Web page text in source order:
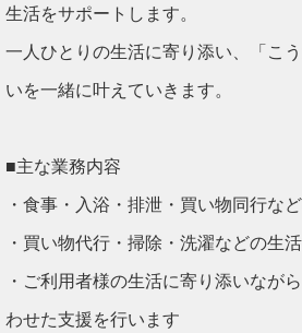
生活をサポートします。
一人ひとりの生活に寄り添い、「こ
いを一緒に叶えていきます。
■主な業務内容
・食事・入浴・排泄・買い物同行な
・買い物代行・掃除・洗濯などの生
・ご利用者様の生活に寄り添いなが
わせた支援を行います